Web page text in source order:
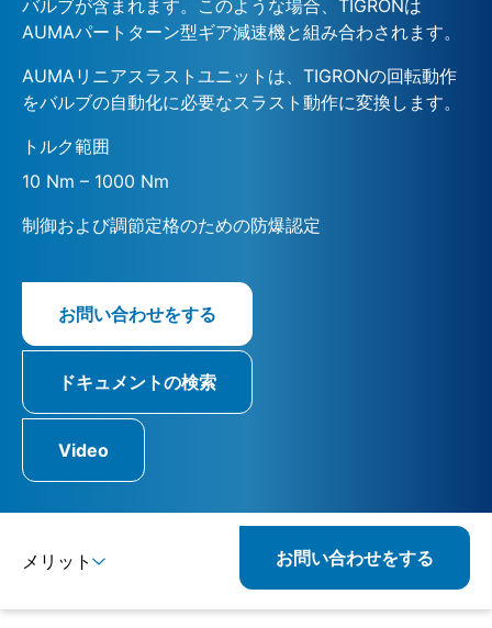
バルブが含まれます。このような場合、TIGRONは
AUMAパートターン型ギア減速機と組み合わされます。
AUMAリニアスラストユニットは、TIGRONの回転動作
をバルブの自動化に必要なスラスト動作に変換します。
トルク範囲
10 Nm – 1000 Nm
制御および調節定格のための防爆認定
お問い合わせをする
ドキュメントの検索
Video
メリット お問い合わせをする